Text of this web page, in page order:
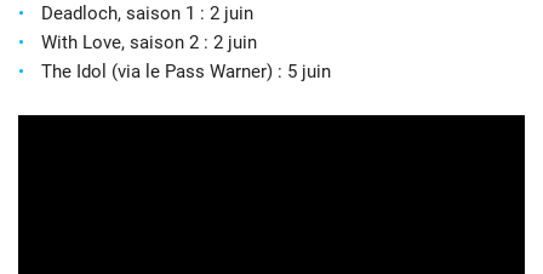
Deadloch, saison 1 : 2 juin
With Love, saison 2 : 2 juin
The Idol (via le Pass Warner) : 5 juin